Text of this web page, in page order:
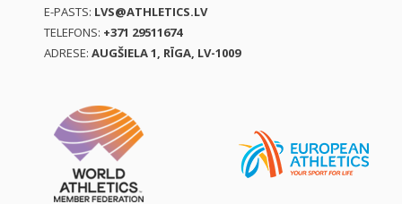
E-PASTS: LVS@ATHLETICS.LV
TELEFONS: +371 29511674
ADRESE: AUGŠIELA 1, RĪGA, LV-1009